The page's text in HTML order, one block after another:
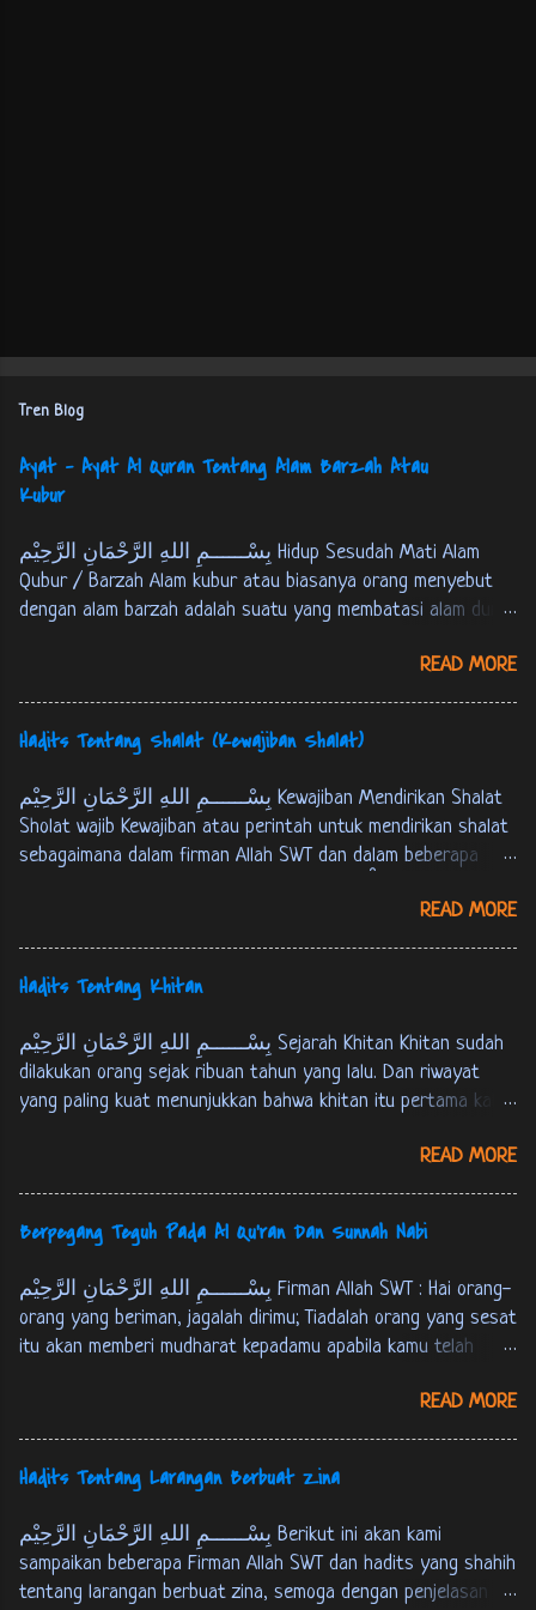
Tren Blog
Ayat - Ayat Al Quran Tentang Alam Barzah Atau
Kubur
بِسْــــــمِ اللهِ الرَّحْمَانِ الرَّحِيْم Hidup Sesudah Mati Alam
Qubur / Barzah Alam kubur atau biasanya orang menyebut
dengan alam barzah adalah suatu yang membatasi alam dunia
berada pada alam kubur atau alam barzah, yaitu masa
setelah manusia mati sampai hari kiamat atau tempat
persinggahan pertama menuju akherat. Berikut ini Firman
Allah SWT tentang alam kubur : كُلُّ نَفْسٍ ذَائِقَةُ اْلمَوْتِ، وَ
نَبْلُوْكُمْ بِالشَّرّ وَ اْلخَيْرِ فِتْنَةً، وَ اِلَيْنَا تُرْجَعُوْنَ. الانبياء:35 Tiap-
tiap yang berjiwa akan merasakan mati. Kami akan menguji
kamu dengan keburukan dan kebaikan sebagai cobaan (yang
sebenar-benarnya). Dan hanya kepada Kamilah kamu
READ MORE
Hadits Tentang Shalat (Kewajiban Shalat)
بِسْــــــمِ اللهِ الرَّحْمَانِ الرَّحِيْم Kewajiban Mendirikan Shalat
Sholat wajib Kewajiban atau perintah untuk mendirikan shalat
sebagaimana dalam firman Allah SWT dan dalam beberapa
14] فَاَقِيْمُوا الصَّلوةَ، اِنَّ الصَّلوةَ كَانَتْ عَلَى اْلمُؤْمِنِيْنَ كِتَابًا
مَوْقُوْتًا. النساء: 103 M aka dirikanlah shalat, sesungguhnya
shalat itu adalah kewajiban yang telah ditentukan waktunya
atas orang-orang yang beriman. [QS. An-Nisaa' : 103] عَنْ عَبْدِ
اللهِ بْنِ عُمَرَ قَالَ: قَالَ رَسُوْلُ اللهِ ص: بُنِيَ اْلاِسْلاَمُ عَلَى
خَمْسٍ: شَهَادَةِ اَنْ لاَ اِلهَ اِلاَّ اللهُ وَ اَنَّ مُحَمَّدًا رَسُوْلُ اللهِ، وَ
اِقَامِ الصَّلاَةِ، وَ اِيْتَاءِ الزَّكَاةِ، وَ حَجّ اْلبَيْتِ وَ صَوْمِ رَمَضَانَ.
“Islam itu terd...
READ MORE
Hadits Tentang Khitan
بِسْــــــمِ اللهِ الرَّحْمَانِ الرَّحِيْم Sejarah Khitan Khitan sudah
dilakukan orang sejak ribuan tahun yang lalu. Dan riwayat
yang paling kuat menunjukkan bahwa khitan itu pertama kali
عَنْ اَبِي هُرَيْرَةَ اَنَّ رَسُوْلَ اللهِ ص قَالَ: اخْتَتَنَ اِبْرَاهِيْمُ عَلَيْهِ
السَّلاَمُ بَعْدَ ثَمَانِيْنَ سَنَةً وَاخْتَتَنَ بِالْقَدُوْمِ. البخارى 7: 143 Dari
Abu Hurairah bahwasanya Rasulullah SAW bersabda, "Nabi
Ibrahim AS berkhitan setelah berusia delapan puluh tahun
dan beliau khitan dengan menggunakan kampak”. [HR. Bukhari
juz 7, hal. 143] عَنْ اَبِي هُرَيْرَةَ قَالَ: قَالَ رَسُوْلُ اللهِ ص:
اخْتَتَنَ اِبْرَاهِيْمُ النَّبِيُّ عَلَيْهِ السَّلاَمُ وَ هُوَ ابْنُ ثَمَانِيْنَ سَنَةً
بِالْقَدُوْمِ. مسلم 4: 1839 Dari Abu Hurairah, ia berkata;
Rasulullah SAW bersabda, "Nabi Ibrahim 'AS berkhitan saat
kampak". [HR. Muslim juz 4, hal. 1839]
READ MORE
Berpegang Teguh Pada Al Qu'ran Dan Sunnah Nabi
بِسْــــــمِ اللهِ الرَّحْمَانِ الرَّحِيْم Firman Allah SWT : Hai orang-
orang yang beriman, jagalah dirimu; Tiadalah orang yang sesat
itu akan memberi mudharat kepadamu apabila kamu telah
semuanya, Maka Dia akan menerangkan kepadamu apa yang
telah kamu kerjakan. [QS. Al-Maaidah : 105] [*] Maksudnya:
kesesatan orang lain itu tidak akan memberi mudharat
kepadamu, Asal kamu telah mendapat petunjuk. tapi tidaklah
berarti bahwa orang tidak disuruh berbuat yang ma'ruf dan
mencegah dari yang munkar. Hadits Rasulullah SAW Dari Abu
Umayyah Asy-Sya’baniy, ia berkata : Saya pernah bertanya
READ MORE
Hadits Tentang Larangan Berbuat Zina
بِسْــــــمِ اللهِ الرَّحْمَانِ الرَّحِيْم Berikut ini akan kami
sampaikan beberapa Firman Allah SWT dan hadits yang shahih
tentang larangan berbuat zina, semoga dengan penjelasan ini